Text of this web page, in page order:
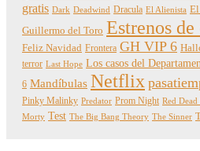
gratis Dark Deadwind Dracula El Alienista El
Guillermo del Toro Estrenos de
Feliz Navidad Frontera GH VIP 6
terror Last Hope Los casos del
6 Mandíbulas Netflix
Pinky Malinky Predator Prom Night Red
Morty Test The Big Bang Theory The Sinner